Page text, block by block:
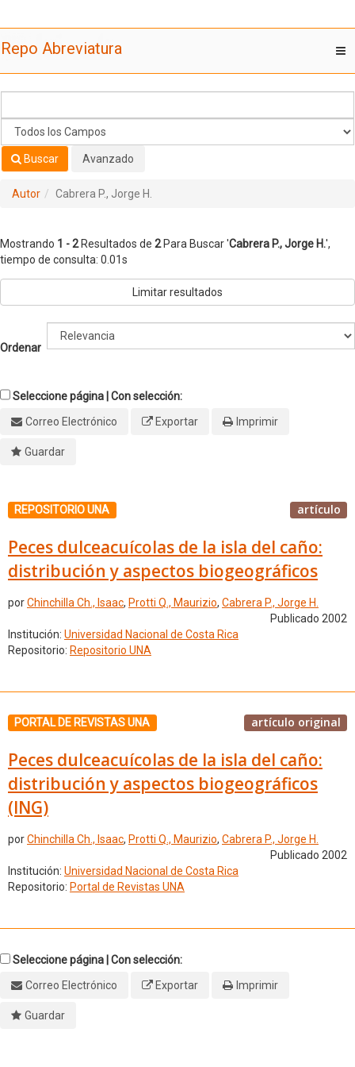
Repo Abreviatura
Buscar Avanzado
Autor Cabrera P., Jorge H.
Mostrando 1 - 2Resultados de 2Para Buscar 'Cabrera P., Jorge H.',
tiempo de consulta: 0.01s
Limitar resultados
Ordenar
Seleccione página | Con selección:
Correo Electrónico
Exportar Imprimir
Guardar
REPOSITORIO UNA artículo
Peces dulceacuícolas de la isla del caño:
distribución y aspectos biogeográficos
porChinchilla Ch., Isaac, Protti Q., Maurizio, Cabrera P., Jorge H.
Publicado 2002
Institución: Universidad Nacional de Costa Rica
Repositorio: Repositorio UNA
PORTAL DE REVISTAS UNA artículo original
Peces dulceacuícolas de la isla del caño:
distribución y aspectos biogeográficos
(ING)
porChinchilla Ch., Isaac, Protti Q., Maurizio, Cabrera P., Jorge H.
Publicado 2002
Institución: Universidad Nacional de Costa Rica
Repositorio: Portal de Revistas UNA
Seleccione página | Con selección:
Correo Electrónico
Exportar Imprimir
Guardar